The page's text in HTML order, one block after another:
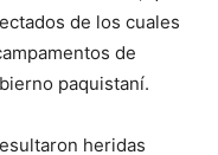
de los cuales
de
paquistaní.
heridas